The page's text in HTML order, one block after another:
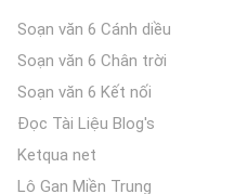
Soạn văn 6 Cánh diều
Soạn văn 6 Chân trời
Soạn văn 6 Kết nối
Đọc Tài Liệu Blog's
Ketqua net
Lô Gan Miền Trung